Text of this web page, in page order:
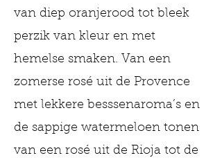
van diep oranjerood tot bleek
perzik van kleur en met
hemelse smaken. Van een
zomerse rosé uit de Provence
met lekkere besssenaroma’s en
de sappige watermeloen tonen
van een rosé uit de Rioja tot de